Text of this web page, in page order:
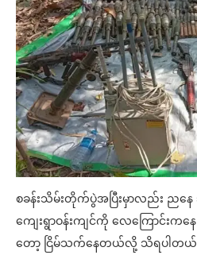
စခန်းသိမ်းတိုက်ပွဲအပြီးမှာလည်း ညန
ကျေးရွာဝန်းကျင်ကို လေကြောင်းကန
တော့ ငြိမ်သက်နေတယ်လို့ သိရပါတယ်